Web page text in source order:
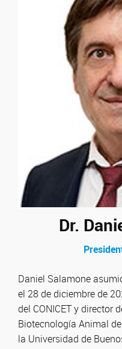
Dr.
Daniel Salamone
el 28 de diciembre de
del CONICET y director
Biotecnología Animal
la Universidad de